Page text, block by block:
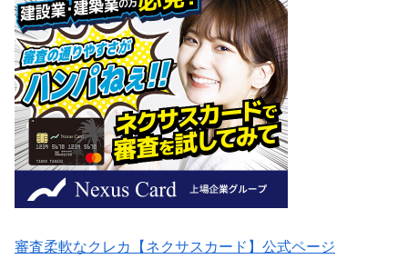
審査柔軟なクレカ【ネクサスカード】公式ページ